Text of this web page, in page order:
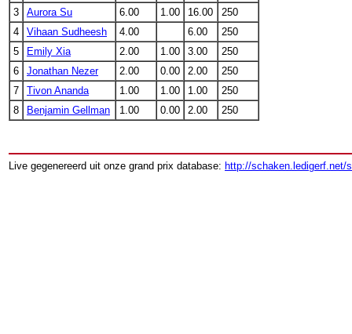
3
Aurora Su 6.00 1.00 16.00
250
4
Vihaan Sudheesh 4.00 6.00
250
5
Emily Xia 2.00 1.00 3.00
250
6
Jonathan Nezer 2.00 0.00 2.00
250
7
Tivon Ananda 1.00 1.00 1.00
250
8
Benjamin Gellman 1.00 0.00 2.00 250
Live gegenereerd uit onze grand prix database: http://schaken.ledigerf.net/